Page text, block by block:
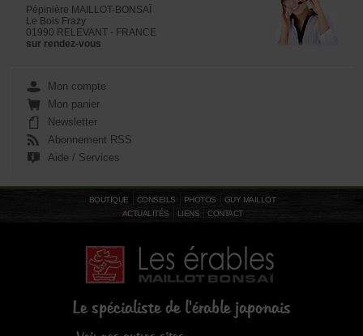
Pépinière MAILLOT-BONSAÏ
Le Bois Frazy
01990 RELEVANT - FRANCE
sur rendez-vous
Mon compte
Mon panier
Newsletter
Abonnement RSS
Aide / Services
BOUTIQUE CONSEILS PHOTOS
GUY MAILLOT
ACTUALITÉS
LIENS CONTACT
Le spécialiste de l'érable japonais